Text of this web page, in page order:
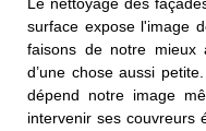
surface expose l'image
faisons de notre
d’une chose aussi
dépend notre image
intervenir ses couvreurs